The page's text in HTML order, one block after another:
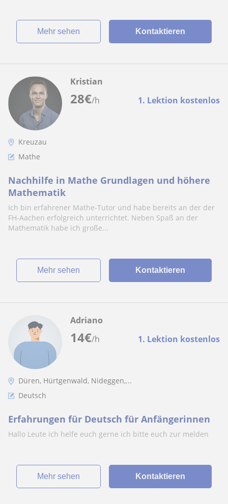
Mehr sehen Kontaktieren
28€/h 1. Lektion kostenlos
Kristian
Kreuzau
Mathe
Nachhilfe in Mathe Grundlagen und höhere
Mathematik
Ich bin erfahrener Mathe-Tutor und habe bereits an der der
FH-Aachen erfolgreich unterrichtet. Neben Spaß an der
Mathematik habe ich große...
Mehr sehen Kontaktieren
14€/h 1. Lektion kostenlos
Adriano
Düren, Hürtgenwald, Nideggen,...
Deutsch
Erfahrungen für Deutsch für Anfängerinnen
Hallo Leute ich helfe euch gerne ich bitte euch zur melden
Mehr sehen Kontaktieren